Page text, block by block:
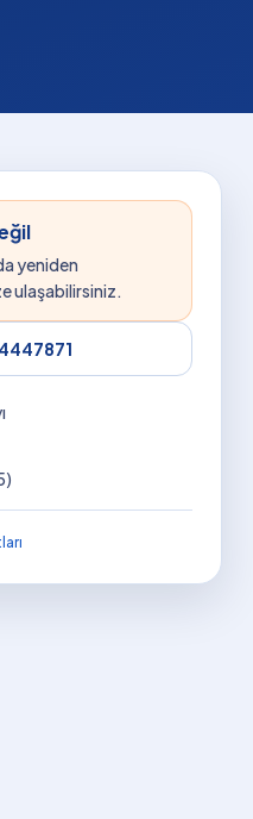
yeniden
ulaşabilirsiniz.
4447871